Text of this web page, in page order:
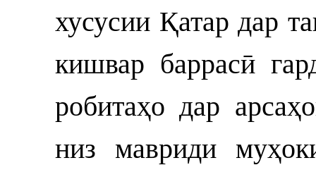
хусусии Қатар дар
кишвар баррасӣ
робитаҳо дар
низ мавриди